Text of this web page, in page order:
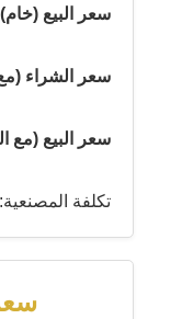
سعر البيع (خام): 3,287.65 ليرة
سعر الشراء (مع
سعر البيع (مع المصنعية):
تكلفة المصنعية: 255.35 ليرة تركية